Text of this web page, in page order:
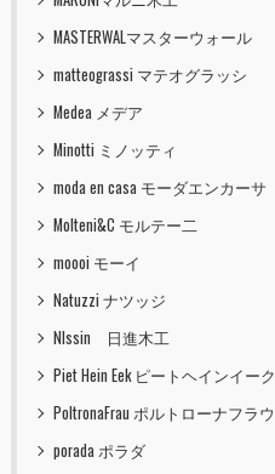
MASTERWALマスターウォール
matteograssi マテオグラッシ
Medea メデア
Minotti ミノッティ
moda en casa モーダエンカーサ
Molteni&C モルテー二
moooi モーイ
Natuzzi ナツッジ
NIssin 日進木工
Piet Hein Eek ピートヘインイーク
PoltronaFrau ポルトローナフラウ
porada ポラダ